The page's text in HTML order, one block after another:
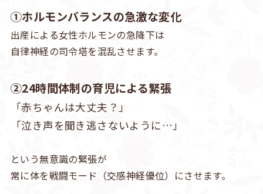
①ホルモンバランスの急激な変化
出産による女性ホルモンの急降下は
自律神経の司令塔を混乱させます。
②24時間体制の育児による緊張
「赤ちゃんは大丈夫？」
「泣き声を聞き逃さないように…」
という無意識の緊張が
常に体を戦闘モード（交感神経優位） にさせます。